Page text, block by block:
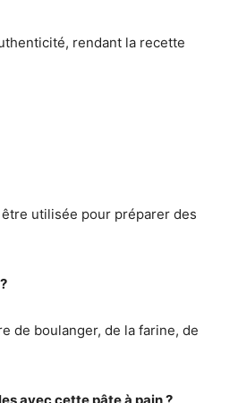
rendant la recette
utilisée pour préparer des
de boulanger, de la farine, de